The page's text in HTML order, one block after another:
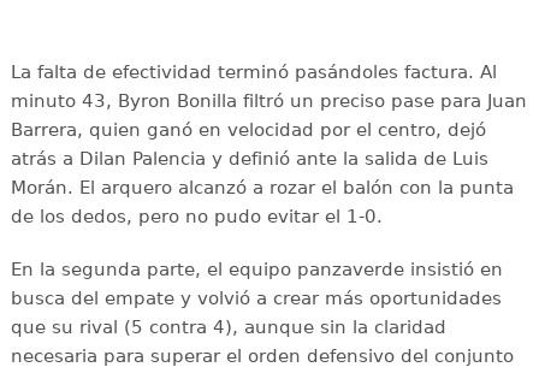
La falta de efectividad terminó pasándoles factura. Al
minuto 43, Byron Bonilla filtró un preciso pase para Juan
Barrera, quien ganó en velocidad por el centro, dejó
atrás a Dilan Palencia y definió ante la salida de Luis
Morán. El arquero alcanzó a rozar el balón con la punta
de los dedos, pero no pudo evitar el 1-0.
En la segunda parte, el equipo panzaverde insistió en
busca del empate y volvió a crear más oportunidades
que su rival (5 contra 4), aunque sin la claridad
necesaria para superar el orden defensivo del conjunto